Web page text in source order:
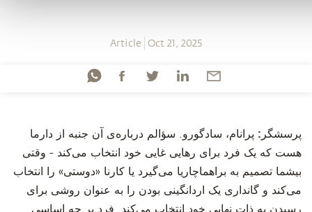
Article Oct 21, 2025
‫پرسشگر: پرانام، سادگورو. سؤالم درباره‌ی آن جنبه از دارما
هست که یک فرد برای رهایی غایی خود انتخاب می‌کند - وقتی
بیشما تصمیم به براهماچاریا می‌گیرد یا کارنا «دوستی» را انتخاب
می‌کند و گانداری یک اردانگینی بودن را به عنوان روشی برای
رسیدن به ذات نهایی خود انتخاب می‌کند. فرد بر چه اساسی